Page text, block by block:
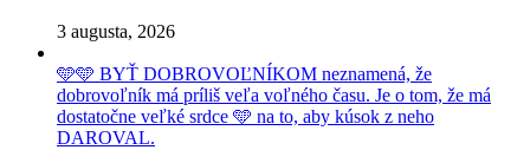
3 augusta, 2026
🩵🩵 BYŤ DOBROVOĽNÍKOM neznamená, že
dobrovoľník má príliš veľa voľného času. Je o tom, že má
dostatočne veľké srdce 🩵 na to, aby kúsok z neho
DAROVAL.